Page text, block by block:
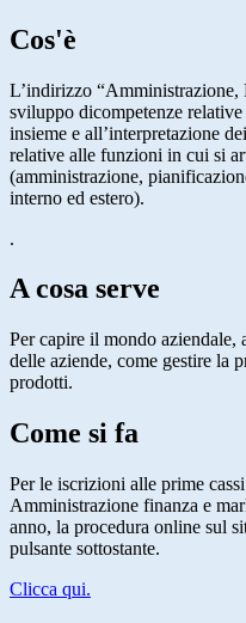
Cos'è
L’indirizzo “Amministrazione,
sviluppo dicompetenze
insieme e all’interpretazione
relative alle funzioni in cui si
(amministrazione,
interno ed estero).
.
A cosa serve
Per capire il mondo
delle aziende, come gestire la
prodotti.
Come si fa
Per le iscrizioni alle prime
Amministrazione finanza e
anno, la procedura online sul
pulsante sottostante.
Clicca qui.